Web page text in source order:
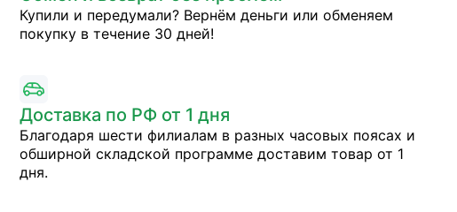
Купили и передумали? Вернём деньги или обменяем
покупку в течение 30 дней!
Доставка по РФ от 1 дня
Благодаря шести филиалам в разных часовых поясах и
обширной складской программе доставим товар от 1
дня.